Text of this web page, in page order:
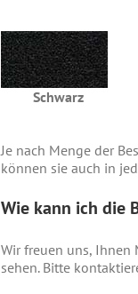
Schwarz
Je nach Menge der
können sie auch in
Wie kann ich die
Wir freuen uns, Ihnen
sehen. Bitte